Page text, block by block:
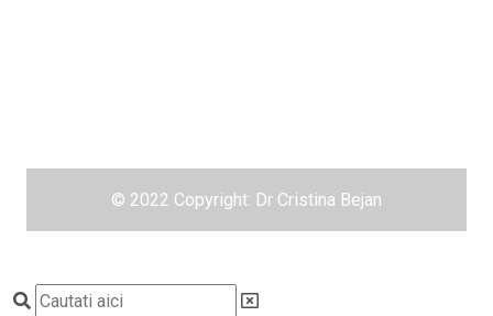
© 2022 Copyright: Dr Cristina Bejan